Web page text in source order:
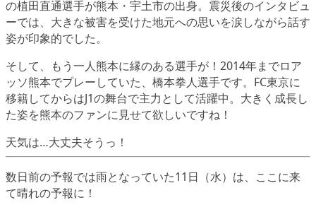
の植田直通選手が熊本・宇土市の出身。震災後のインタビュ
ーでは、大きな被害を受けた地元への思いを涙しながら話す
姿が印象的でした。
そして、もう一人熊本に縁のある選手が！2014年までロア
ッソ熊本でプレーしていた、橋本拳人選手です。FC東京に
移籍してからはJ1の舞台で主力として活躍中。大きく成長し
た姿を熊本のファンに見せて欲しいですね！
天気は…大丈夫そうっ！
数日前の予報では雨となっていた11日（水）は、ここに来
て晴れの予報に！